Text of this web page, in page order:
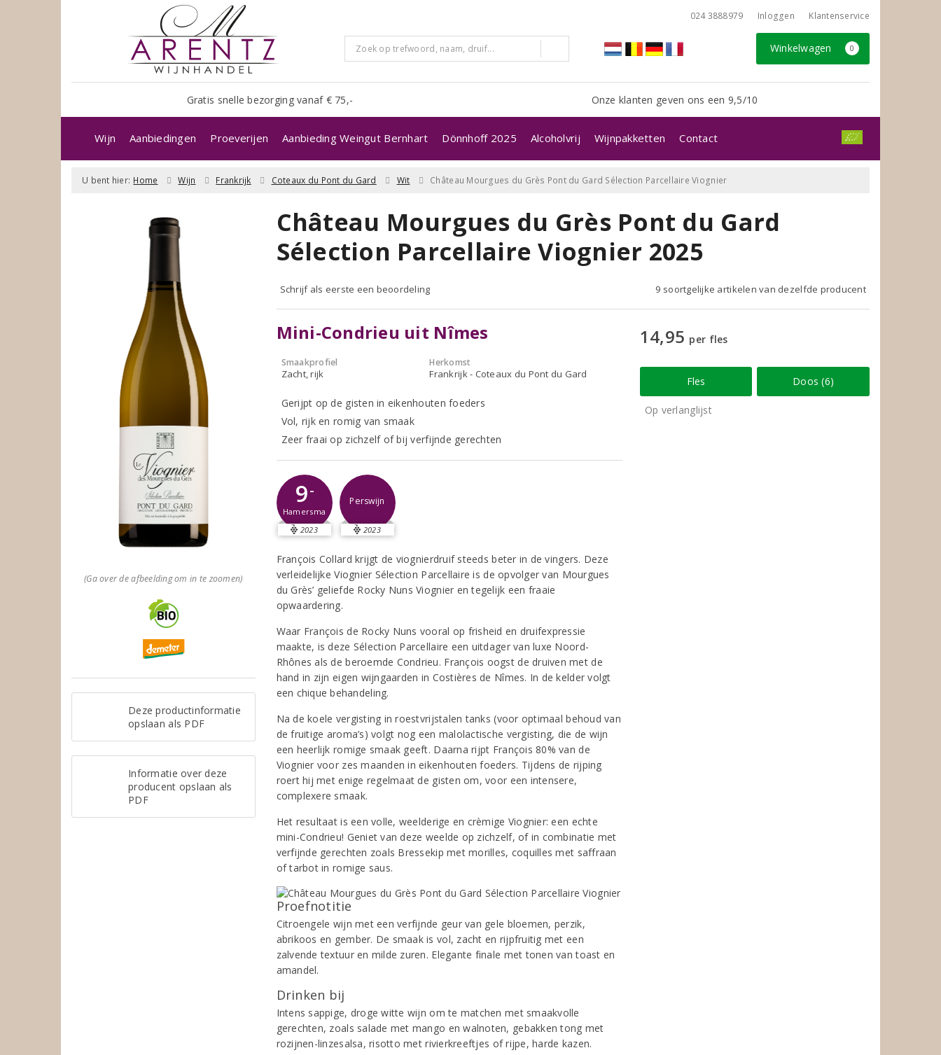
024 3888979 Inloggen Klantenservice
Winkelwagen 0
Gratis snelle bezorging vanaf € 75,- Onze klanten geven ons een 9,5/10
Wijn Aanbiedingen Proeverijen Aanbieding Weingut Bernhart Dönnhoff 2025 Alcoholvrij Wijnpakketten Contact
U bent hier: Home Wijn Frankrijk Coteaux du Pont du Gard Wit Château Mourgues du Grès Pont du Gard Sélection Parcellaire Viognier
(Ga over de afbeelding om in te zoomen)
Deze productinformatie
opslaan als PDF
Informatie over deze
producent opslaan als
PDF
Château Mourgues du Grès Pont du Gard
Sélection Parcellaire Viognier 2025
Schrijf als eerste een beoordeling 9 soortgelijke artikelen van dezelfde producent
Mini-Condrieu uit Nîmes
Smaakprofiel
Zacht, rijk
Herkomst
Frankrijk - Coteaux du Pont du Gard
Gerijpt op de gisten in eikenhouten foeders
Vol, rijk en romig van smaak
Zeer fraai op zichzelf of bij verfijnde gerechten
9-
Hamersma
2023
Perswijn
2023
François Collard krijgt de viognierdruif steeds beter in de vingers. Deze
verleidelijke Viognier Sélection Parcellaire is de opvolger van Mourgues
du Grès’ geliefde Rocky Nuns Viognier en tegelijk een fraaie
opwaardering.
Waar François de Rocky Nuns vooral op frisheid en druifexpressie
maakte, is deze Sélection Parcellaire een uitdager van luxe Noord-
Rhônes als de beroemde Condrieu. François oogst de druiven met de
hand in zijn eigen wijngaarden in Costières de Nîmes. In de kelder volgt
een chique behandeling.
Na de koele vergisting in roestvrijstalen tanks (voor optimaal behoud van
de fruitige aroma’s) volgt nog een malolactische vergisting, die de wijn
een heerlijk romige smaak geeft. Daarna rijpt François 80% van de
Viognier voor zes maanden in eikenhouten foeders. Tijdens de rijping
roert hij met enige regelmaat de gisten om, voor een intensere,
complexere smaak.
Het resultaat is een volle, weelderige en crèmige Viognier: een echte
mini-Condrieu! Geniet van deze weelde op zichzelf, of in combinatie met
verfijnde gerechten zoals Bressekip met morilles, coquilles met saffraan
of tarbot in romige saus.
Proefnotitie
Citroengele wijn met een verfijnde geur van gele bloemen, perzik,
abrikoos en gember. De smaak is vol, zacht en rijpfruitig met een
zalvende textuur en milde zuren. Elegante finale met tonen van toast en
amandel.
Drinken bij
Intens sappige, droge witte wijn om te matchen met smaakvolle
gerechten, zoals salade met mango en walnoten, gebakken tong met
rozijnen-linzesalsa, risotto met rivierkreeftjes of rijpe, harde kazen.
14,95 per fles
Fles Doos (6)
Op verlanglijst